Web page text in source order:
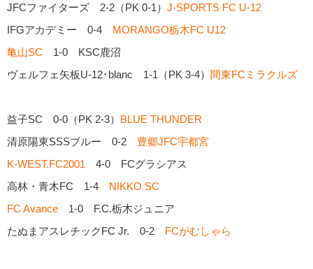
JFCファイターズ 2-2（PK 0-1） J-SPORTS FC U-12
IFGアカデミー 0-4 MORANGO栃木FC U12
亀山SC 1-0 KSC鹿沼
ヴェルフェ矢板U-12･blanc 1-1（PK 3-4） 間東FCミラクルズ
益子SC 0-0（PK 2-3） BLUE THUNDER
清原陽東SSSブルー 0-2 豊郷JFC宇都宮
K-WEST.FC2001 4-0 FCグラシアス
高林・青木FC 1-4 NIKKO SC
FC Avance 1-0 F.C.栃木ジュニア
たぬまアスレチックFC Jr. 0-2 FCがむしゃら